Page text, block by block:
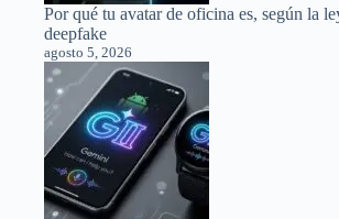
Por qué tu avatar de oficina es, según la
deepfake
agosto 5, 2026